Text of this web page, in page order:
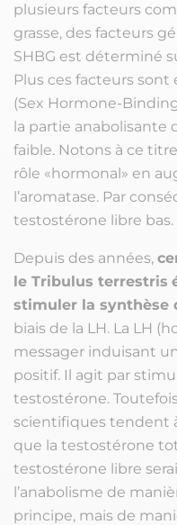
plusieurs facteurs
grasse, des facteurs
SHBG est déterminé
Plus ces facteurs sont
(Sex Hormone-
la partie anabolisante
faible. Notons à ce
rôle «hormonal» en
l’aromatase. Par
testostérone libre bas.
Depuis des années,
le Tribulus terrestris
stimuler la synthèse
biais de la LH. La LH
messager induisant
positif. Il agit par
testostérone.
scientifiques tendent
que la testostérone
testostérone libre
l’anabolisme de
principe, mais de